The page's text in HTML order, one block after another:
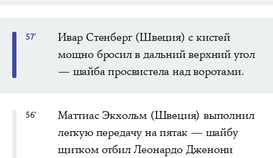
57'
Ивар Стенберг (Швеция) с кистей
мощно бросил в дальний верхний угол
— шайба просвистела над воротами.
56'
Маттиас Экхольм (Швеция) выполнил
легкую передачу на пятак — шайбу
щитком отбил Леонардо Дженони